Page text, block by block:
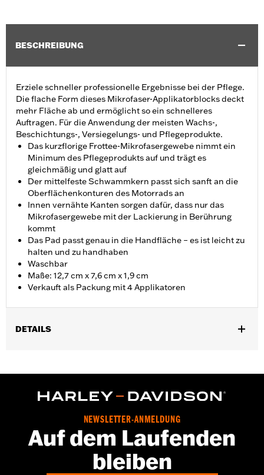
BESCHREIBUNG
Erziele schneller professionelle Ergebnisse bei der Pflege.
Die flache Form dieses Mikrofaser-Applikatorblocks deckt
mehr Fläche ab und ermöglicht so ein schnelleres
Auftragen. Für die Anwendung der meisten Wachs-,
Beschichtungs-, Versiegelungs- und Pflegeprodukte.
Das kurzflorige Frottee-Mikrofasergewebe nimmt ein
Minimum des Pflegeprodukts auf und trägt es
gleichmäßig und glatt auf
Der mittelfeste Schwammkern passt sich sanft an die
Oberflächenkonturen des Motorrads an
Innen vernähte Kanten sorgen dafür, dass nur das
Mikrofasergewebe mit der Lackierung in Berührung
kommt
Das Pad passt genau in die Handfläche – es ist leicht zu
halten und zu handhaben
Waschbar
Maße: 12,7 cm x 7,6 cm x 1,9 cm
Verkauft als Packung mit 4 Applikatoren
DETAILS
NEWSLETTER-ANMELDUNG
Auf dem Laufenden
bleiben